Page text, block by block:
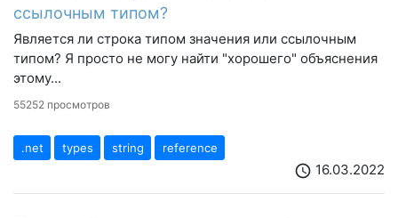
ссылочным типом?
Является ли строка типом значения или ссылочным
типом? Я просто не могу найти "хорошего" объяснения
этому...
55252 просмотров
.net types string reference
schedule 16.03.2022